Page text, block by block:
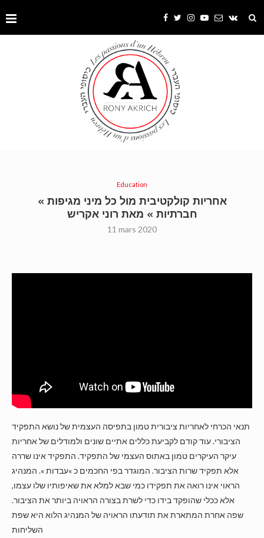
Education
« אחריות קולקטיבית מול כל מיני מגיפות
חברתיות » מאת רוני אקריש
11 mars 2020
תנאי הכרחי לאחריות ציבורית טמון בתפיסה העצמית של נושא התפקיד
הציבורי. עוד קודם לקביעת כללים אתיים שונים ולמודלים של אחריות
עיקר העיקרים טמון באתוס העצמי של התפקיד. התפקיד אינו שררה
אלא תפקיד שרות הציבור. המוגדר בפי החכמים כ »עבדות ». המנהיג
הראוי אינו רואה את תפקידו כמי שבא למלא את שאיפותיו שלו עצמו,
אלא ככלי שהופקד בידו כדי לשרת בצורה הראויה ביותר את הציבור.
שפה אחרת המתארת את תודעתו הראויה של המנהיג הלוא היא שפת
השליחות